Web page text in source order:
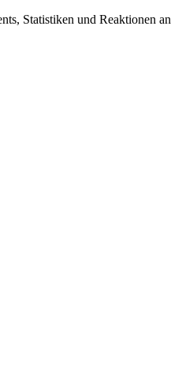
Statistiken und Reaktionen an